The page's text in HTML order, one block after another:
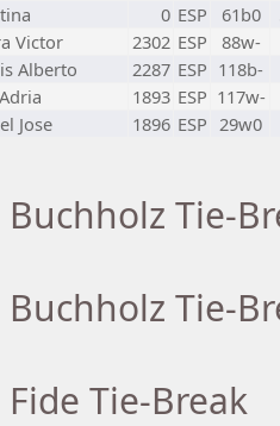
0 ESP 61b0
Victor 2302 ESP
88w-
Alberto 2287 ESP 118b-
1893 ESP 117w-
Jose 1896 ESP 29w0
Tie-
Tie-
Tie-Break